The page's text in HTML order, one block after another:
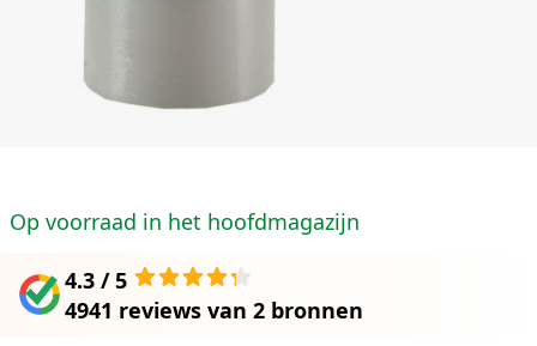
Op voorraad in het hoofdmagazijn
4.3 / 5
4941 reviews van 2 bronnen